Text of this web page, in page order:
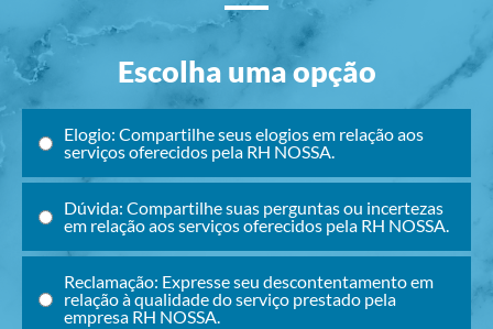
Escolha uma opção
Elogio: Compartilhe seus elogios em relação aos
serviços oferecidos pela RH NOSSA.
Dúvida: Compartilhe suas perguntas ou incertezas
em relação aos serviços oferecidos pela RH NOSSA.
Reclamação: Expresse seu descontentamento em
relação à qualidade do serviço prestado pela
empresa RH NOSSA.